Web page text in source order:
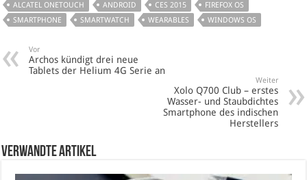
ALCATEL ONETOUCH
ANDROID CES 2015
FIREFOX OS
SMARTPHONE
SMARTWATCH WEARABLES WINDOWS OS
Vor
Archos kündigt drei neue
Tablets der Helium 4G Serie an
Weiter
Xolo Q700 Club – erstes
Wasser- und Staubdichtes
Smartphone des indischen
Herstellers
verwandte Artikel